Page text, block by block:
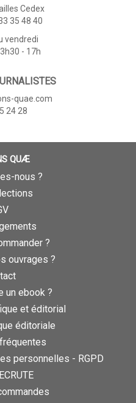
Cedex
35 48 40
vendredi
- 17h
quae.com
24 28
QUÆ
nous ?
?
ouvrages ?
un ebook ?
et éditorial
éditoriale
personnelles - RGPD